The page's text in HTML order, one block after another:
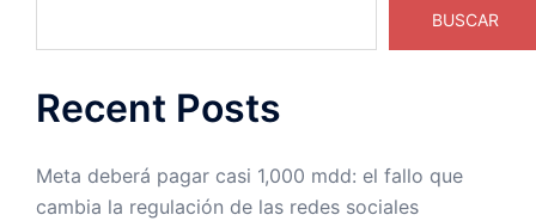
BUSCAR
Recent Posts
Meta deberá pagar casi 1,000 mdd: el fallo que
cambia la regulación de las redes sociales